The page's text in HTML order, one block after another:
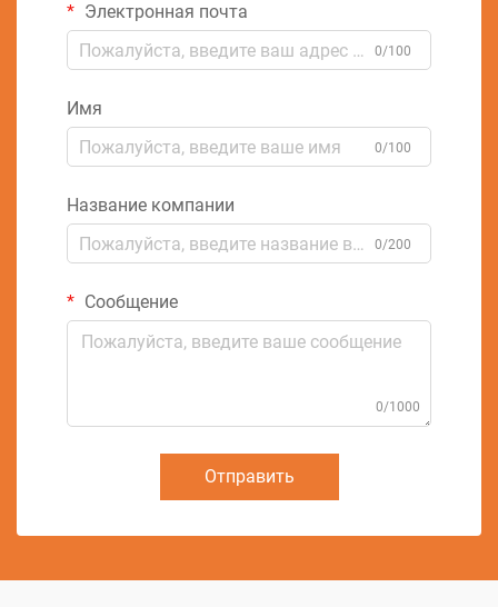
Электронная почта
0/100
Имя
0/100
Название компании
0/200
Сообщение
0/1000
Отправить